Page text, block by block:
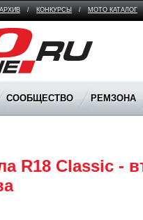
АРХИВ / КОНКУРСЫ / МОТО КАТАЛОГ
СООБЩЕСТВО РЕМЗОНА
R18 Classic -